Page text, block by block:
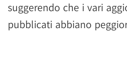
suggerendo che i vari
pubblicati abbiano